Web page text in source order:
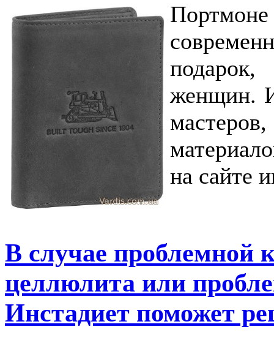
женщин.
на сайте
В случае проблемной
целлюлита или
Инстадиет поможет